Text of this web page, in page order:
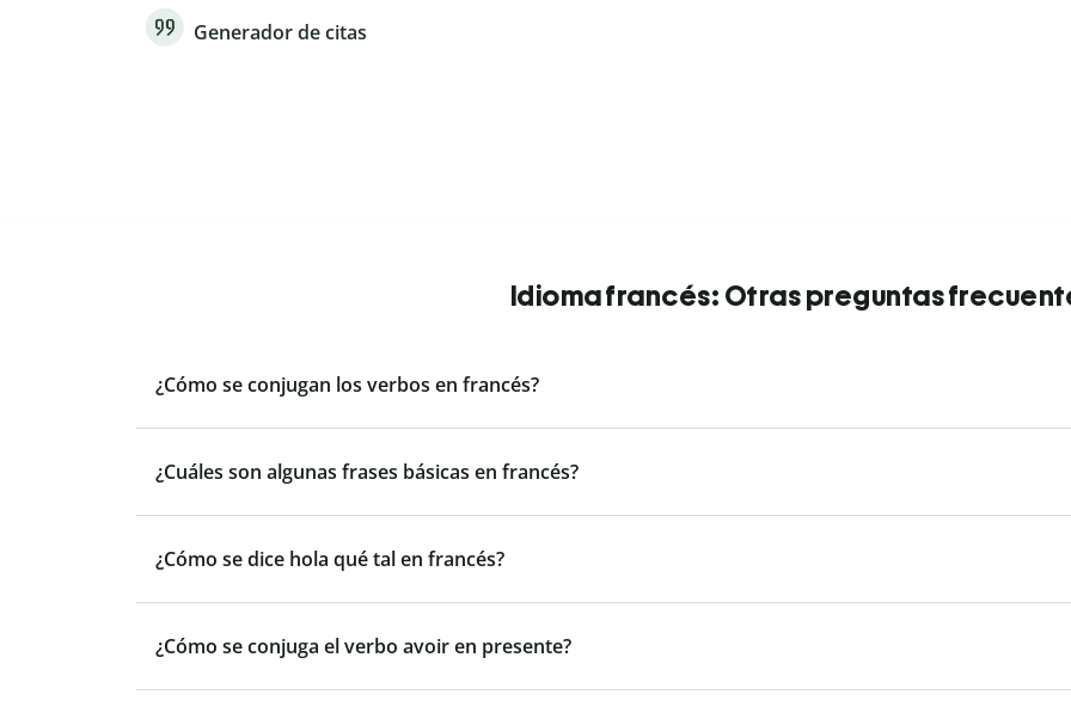
Generador de citas
Idioma francés: Otras preguntas
¿Cómo se conjugan los verbos en francés?
¿Cuáles son algunas frases básicas en francés?
¿Cómo se dice hola qué tal en francés?
¿Cómo se conjuga el verbo avoir en presente?